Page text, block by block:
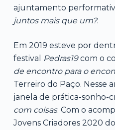
ajuntamento
juntos mais que um?.
Em 2019 esteve por
festival
Pedras19com o
de encontro para o
Terreiro do Paço. Nesse
janela de prática-sonho-
com coisas. Com o
Jovens Criadores 2020